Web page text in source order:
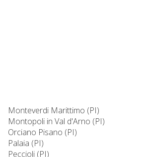
Monteverdi Marittimo (PI)
Montopoli in Val d'Arno (PI)
Orciano Pisano (PI)
Palaia (PI)
Peccioli (PI)